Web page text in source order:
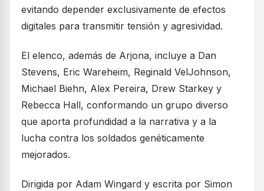
evitando depender exclusivamente de efectos
digitales para transmitir tensión y agresividad.
El elenco, además de Arjona, incluye a Dan
Stevens, Eric Wareheim, Reginald VelJohnson,
Michael Biehn, Alex Pereira, Drew Starkey y
Rebecca Hall, conformando un grupo diverso
que aporta profundidad a la narrativa y a la
lucha contra los soldados genéticamente
mejorados.
Dirigida por Adam Wingard y escrita por Simon